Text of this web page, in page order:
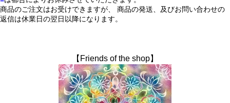
商品のご注文はお受けできますが、 商品の発送、及びお問い合わせの
返信は休業日の翌日以降になります。
【Friends of the shop】